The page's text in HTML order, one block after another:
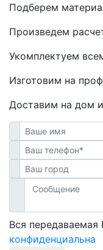
Подберем
Произведем
Укомплектуем
Изготовим на
Доставим на дом
Вся
конфиденциальна